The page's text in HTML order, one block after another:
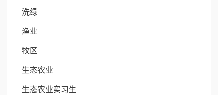
洗绿
渔业
牧区
生态农业
生态农业实习生